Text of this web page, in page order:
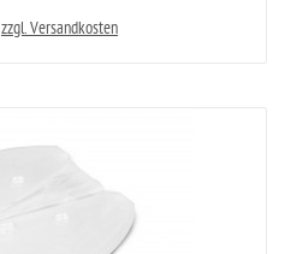
zzgl. Versandkosten